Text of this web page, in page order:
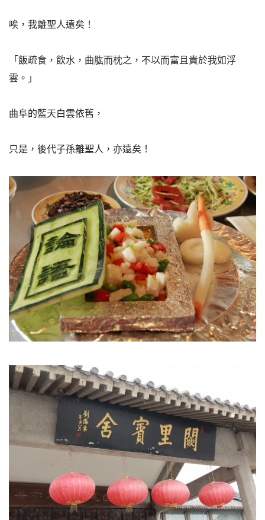
唉，我離聖人遠矣！
「飯疏食，飲水，曲肱而枕之，不以而富且貴於我如浮
雲。」
曲阜的藍天白雲依舊，
只是，後代子孫離聖人，亦遠矣！